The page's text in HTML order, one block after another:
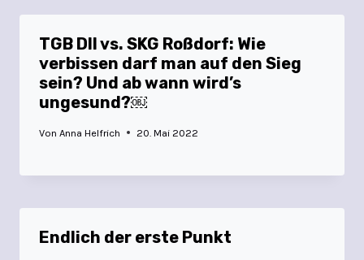
TGB DII vs. SKG Roßdorf: Wie
verbissen darf man auf den Sieg
sein? Und ab wann wird’s
ungesund?￼
Von Anna Helfrich 20. Mai 2022
Endlich der erste Punkt